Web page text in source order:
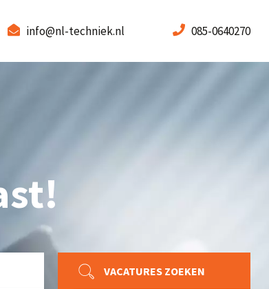
info@nl-techniek.nl 085-0640270